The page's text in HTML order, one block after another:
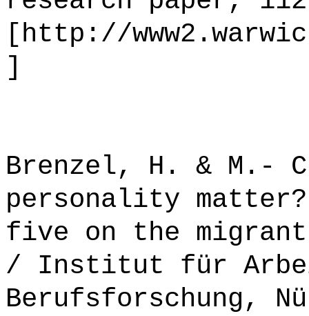
[http://
]
Brenzel, H. & M.-
personality
five on the migrant
/ Institut für
Berufsforschung,